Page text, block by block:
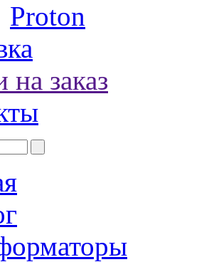
Proton
на заказ